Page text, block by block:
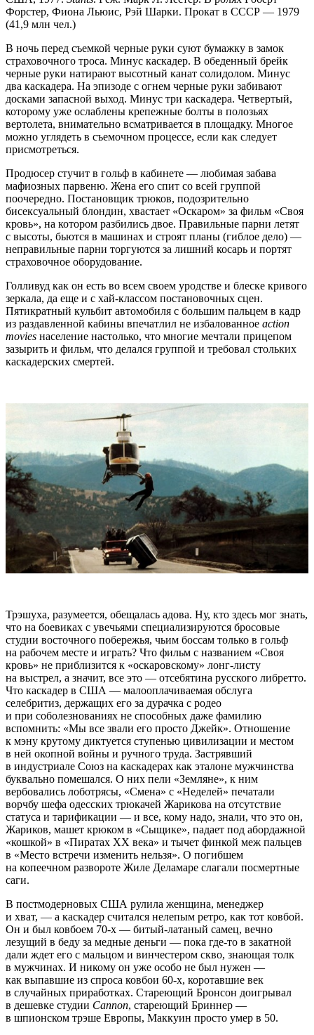
Форстер, Фиона Льюис, Рэй Шарки. Прокат в СССР — 1979
(41,9 млн чел.)
В ночь перед съемкой черные руки суют бумажку в замок
страховочного троса. Минус каскадер. В обеденный брейк
черные руки натирают высотный канат солидолом. Минус
два каскадера. На эпизоде с огнем черные руки забивают
досками запасной выход. Минус три каскадера. Четвертый,
которому уже ослаблены крепежные болты в полозьях
вертолета, внимательно всматривается в площадку. Многое
можно углядеть в съемочном процессе, если как следует
присмотреться.
Продюсер стучит в гольф в кабинете — любимая забава
мафиозных парвеню. Жена его спит со всей группой
поочередно. Постановщик трюков, подозрительно
бисексуальный блондин, хвастает «Оскаром» за фильм «Своя
кровь», на котором разбились двое. Правильные парни летят
с высоты, бьются в машинах и строят планы (гиблое дело) —
неправильные парни торгуются за лишний косарь и портят
страховочное оборудование.
Голливуд как он есть во всем своем уродстве и блеске кривого
зеркала, да еще и с хай-классом постановочных сцен.
Пятикратный кульбит автомобиля с большим пальцем в кадр
из раздавленной кабины впечатлил не избалованное action
movies население настолько, что многие мечтали прицепом
зазырить и фильм, что делался группой и требовал стольких
каскадерских смертей.
Трэшуха, разумеется, обещалась адова. Ну, кто здесь мог знать,
что на боевиках с увечьями специализируются бросовые
студии восточного побережья, чьим боссам только в гольф
на рабочем месте и играть? Что фильм с названием «Своя
кровь» не приблизится к «оскаровскому» лонг-листу
на выстрел, а значит, все это — отсебятина русского либретто.
Что каскадер в США — малооплачиваемая обслуга
селебритиз, держащих его за дурачка с родео
и при соболезнованиях не способных даже фамилию
вспомнить: «Мы все звали его просто Джейк». Отношение
к мэну крутому диктуется ступенью цивилизации и местом
в ней окопной войны и ручного труда. Застрявший
в индустриале Союз на каскадерах как эталоне мужчинства
буквально помешался. О них пели «Земляне», к ним
вербовались лоботрясы, «Смена» с «Неделей» печатали
ворчбу шефа одесских трюкачей Жарикова на отсутствие
статуса и тарификации — и все, кому надо, знали, что это он,
Жариков, машет крюком в «Сыщике», падает под абордажной
«кошкой» в «Пиратах ХХ века» и тычет финкой меж пальцев
в «Место встречи изменить нельзя». О погибшем
на копеечном развороте Жиле Деламаре слагали посмертные
саги.
В постмодерновых США рулила женщина, менеджер
и хват, — а каскадер считался нелепым ретро, как тот ковбой.
Он и был ковбоем 70-х — битый-латаный самец, вечно
лезущий в беду за медные деньги — пока где-то в закатной
дали ждет его с мальцом и винчестером скво, знающая толк
в мужчинах. И никому он уже особо не был нужен —
как выпавшие из спроса ковбои 60-х, коротавшие век
в случайных приработках. Стареющий Бронсон доигрывал
в дешевке студии Cannon, стареющий Бриннер —
в шпионском трэше Европы, Маккуин просто умер в 50.